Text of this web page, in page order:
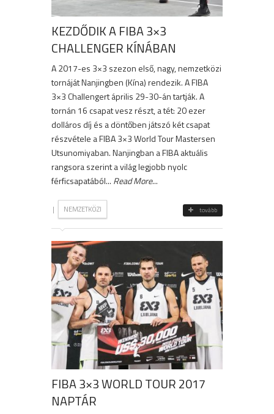
KEZDŐDIK A FIBA 3×3
CHALLENGER KÍNÁBAN
A 2017-es 3×3 szezon első, nagy, nemzetközi
tornáját Nanjingben (Kína) rendezik. A FIBA
3×3 Challengert április 29-30-án tartják. A
tornán 16 csapat vesz részt, a tét: 20 ezer
dolláros díj és a döntőben játszó két csapat
részvétele a FIBA 3×3 World Tour Mastersen
Utsunomiyaban. Nanjingban a FIBA aktuális
rangsora szerint a világ legjobb nyolc
férficsapatából... Read More...
| NEMZETKÖZI tovább
FIBA 3×3 WORLD TOUR 2017
NAPTÁR